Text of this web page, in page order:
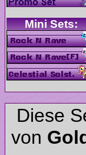
Diese
von